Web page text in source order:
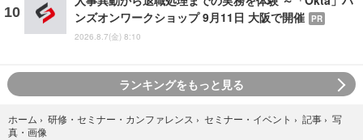
ンズオンワークショップ 9月11日 大阪で開催 PR
2026.8.7(金) 8:10
ランキングをもっと見る
ホーム › 研修・セミナー・カンファレンス › セミナー・イベント › 記事 › 写
真・画像